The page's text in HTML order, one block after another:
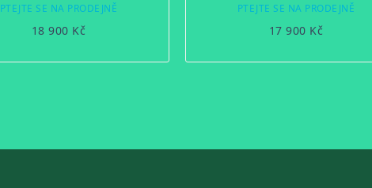
PTEJTE SE NA PRODEJNĚ
18 900 Kč
PTEJTE SE NA PRODEJNĚ
17 900 Kč